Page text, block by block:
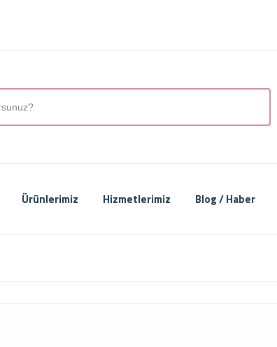
Ürünlerimiz Hizmetlerimiz Blog / Haber